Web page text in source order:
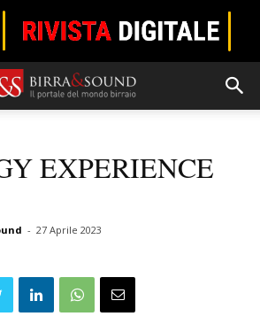
EXPERIENCE
- 27 Aprile 2023